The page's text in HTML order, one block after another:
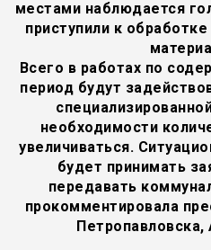
местами наблюдается
приступили к
Всего в работах по
период будут
необходимости
увеличиваться.
будет принимать
передавать
прокомментировала